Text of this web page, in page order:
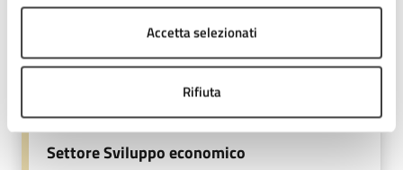
Accetta selezionati
Rifiuta
Settore Sviluppo economico